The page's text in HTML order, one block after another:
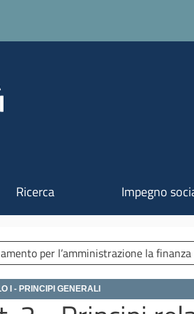
Ricerca Impegno
per l’amministrazione la
I - PRINCIPI GENERALI